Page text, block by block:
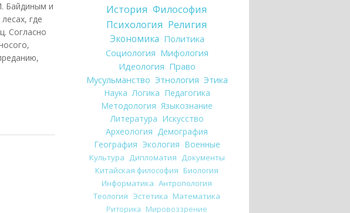
Байдиным и
где
Согласно
История Философия
Психология Религия
Экономика Политика
Социология Мифология
Идеология Право
Мусульманство Этнология Этика
Наука Логика Педагогика
Методология Языкознание
Литература Искусство
Археология Демография
География Экология Военные
Культура Дипломатия Документы
Китайская философия Биология
Информатика Антропология
Теология Эстетика Математика
Риторика Мировоззрение